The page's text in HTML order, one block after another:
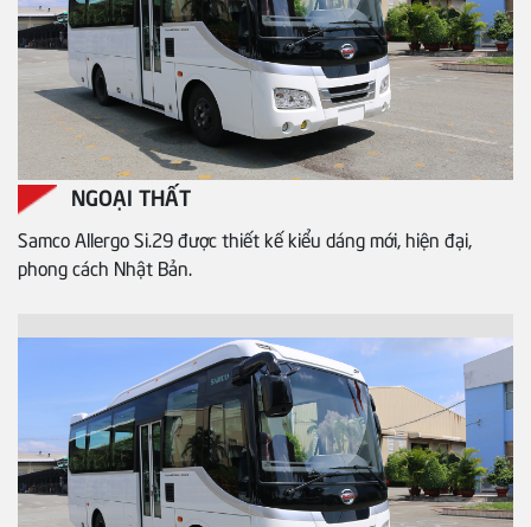
NGOẠI THẤT
Samco Allergo Si.29 được thiết kế kiểu dáng mới, hiện đại,
phong cách Nhật Bản.